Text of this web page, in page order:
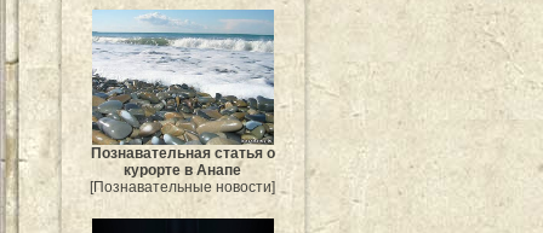
Познавательная статья о
курорте в Анапе
[Познавательные новости]